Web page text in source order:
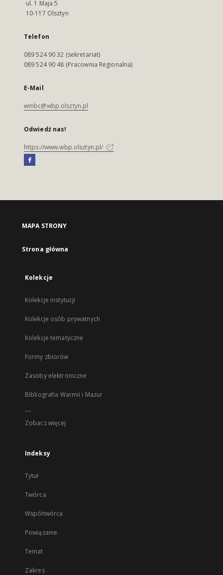
ul. 1 Maja 5
10-117 Olsztyn
Telefon
089 524 90 32 (sekretariat)
089 524 90 48 (Pracownia Regionalna)
E-Mail
wmbc@wbp.olsztyn.pl
Odwiedź nas!
https://www.wbp.olsztyn.pl/
MAPA STRONY
Strona główna
Kolekcje
Kolekcje instytucji
Kolekcje osób prywatnych
Kolekcje tematyczne
Formy zbiorów
Zasoby elektroniczne
Bibliografia Warmii i Mazur
...
Zobacz więcej
Indeksy
Tytuł
Twórca
Współtwórca
Powiązanie
Temat
Zakres